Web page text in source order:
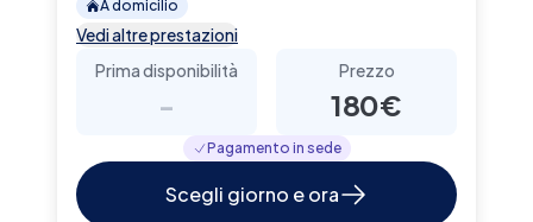
A domicilio
Vedi altre prestazioni
Prima disponibilità
-
Prezzo
180€
Pagamento in sede
Scegli giorno e ora